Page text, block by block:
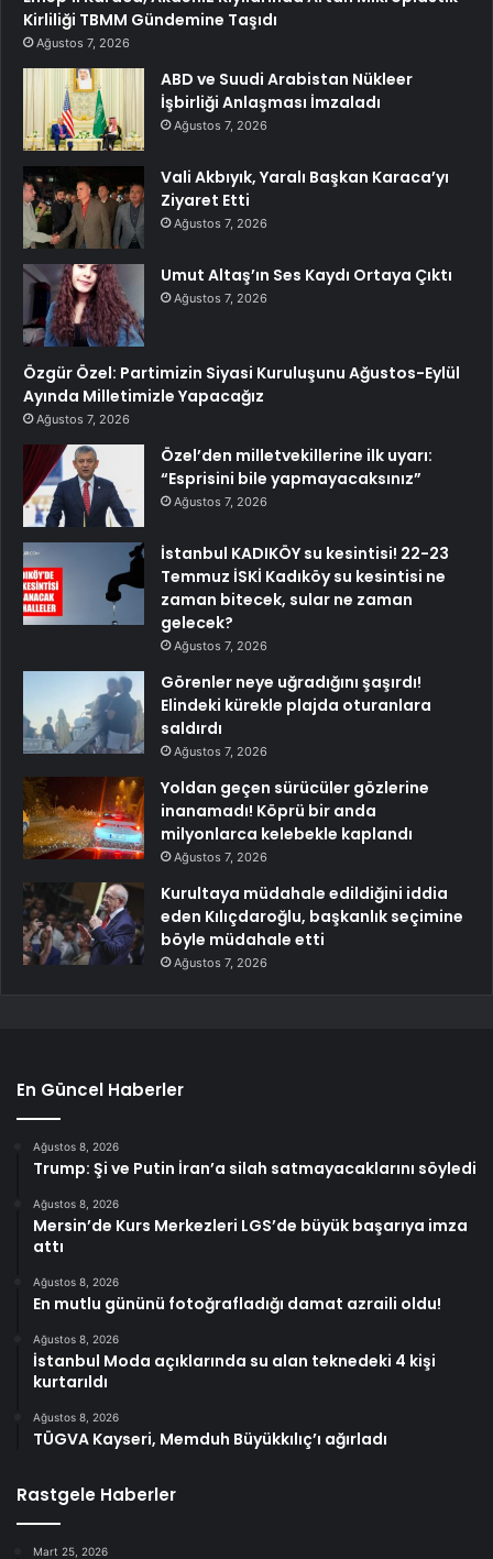
Kirliliği TBMM Gündemine Taşıdı
Ağustos 7, 2026
ABD ve Suudi Arabistan Nükleer
İşbirliği Anlaşması İmzaladı
Ağustos 7, 2026
Vali Akbıyık, Yaralı Başkan Karaca’yı
Ziyaret Etti
Ağustos 7, 2026
Umut Altaş’ın Ses Kaydı Ortaya Çıktı
Ağustos 7, 2026
Özgür Özel: Partimizin Siyasi Kuruluşunu Ağustos-Eylül
Ayında Milletimizle Yapacağız
Ağustos 7, 2026
Özel’den milletvekillerine ilk uyarı:
“Esprisini bile yapmayacaksınız”
Ağustos 7, 2026
İstanbul KADIKÖY su kesintisi! 22-23
Temmuz İSKİ Kadıköy su kesintisi ne
zaman bitecek, sular ne zaman
gelecek?
Ağustos 7, 2026
Görenler neye uğradığını şaşırdı!
Elindeki kürekle plajda oturanlara
saldırdı
Ağustos 7, 2026
Yoldan geçen sürücüler gözlerine
inanamadı! Köprü bir anda
milyonlarca kelebekle kaplandı
Ağustos 7, 2026
Kurultaya müdahale edildiğini iddia
eden Kılıçdaroğlu, başkanlık seçimine
böyle müdahale etti
Ağustos 7, 2026
En Güncel Haberler
Ağustos 8, 2026
Trump: Şi ve Putin İran’a silah satmayacaklarını söyledi
Ağustos 8, 2026
Mersin’de Kurs Merkezleri LGS’de büyük başarıya imza
attı
Ağustos 8, 2026
En mutlu gününü fotoğrafladığı damat azraili oldu!
Ağustos 8, 2026
İstanbul Moda açıklarında su alan teknedeki 4 kişi
kurtarıldı
Ağustos 8, 2026
TÜGVA Kayseri, Memduh Büyükkılıç’ı ağırladı
Rastgele Haberler
Mart 25, 2026